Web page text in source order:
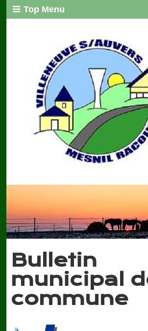
Top Menu
Bulletin
municipal
commune